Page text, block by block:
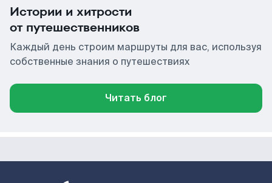
Истории и хитрости
от путешественников
Каждый день строим маршруты для вас, используя
собственные знания о путешествиях
Читать блог